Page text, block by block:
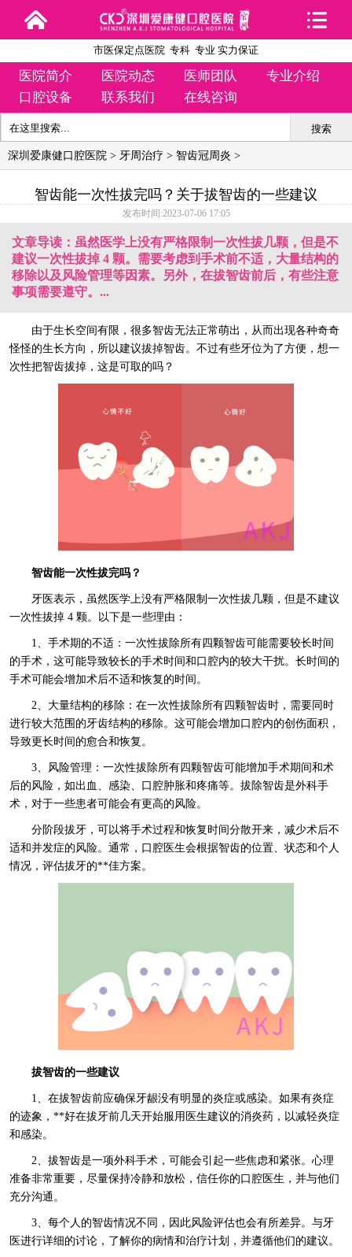
市医保定点医院 专科 专业 实力保证
医院简介 医院动态 医师团队
专业介绍
口腔设备
联系我们 在线咨询
搜索
深圳爱康健口腔医院 > 牙周治疗 > 智齿冠周炎 >
智齿能一次性拔完吗？关于拔智齿的一些建议
发布时间:2023-07-06 17:05
文章导读：虽然医学上没有严格限制一次性拔几颗，但是不
建议一次性拔掉 4 颗。需要考虑到手术前不适，大量结构的
移除以及风险管理等因素。另外，在拔智齿前后，有些注意
事项需要遵守。...
由于生长空间有限，很多智齿无法正常萌出，从而出现各种奇奇
怪怪的生长方向，所以建议拔掉智齿。不过有些牙位为了方便，想一
次性把智齿拔掉，这是可取的吗？
智齿能一次性拔完吗？
牙医表示，虽然医学上没有严格限制一次性拔几颗，但是不建议
一次性拔掉 4 颗。以下是一些理由：
1、手术期的不适：一次性拔除所有四颗智齿可能需要较长时间
的手术，这可能导致较长的手术时间和口腔内的较大干扰。长时间的
手术可能会增加术后不适和恢复的时间。
2、大量结构的移除：在一次性拔除所有四颗智齿时，需要同时
进行较大范围的牙齿结构的移除。这可能会增加口腔内的创伤面积，
导致更长时间的愈合和恢复。
3、风险管理：一次性拔除所有四颗智齿可能增加手术期间和术
后的风险，如出血、感染、口腔肿胀和疼痛等。拔除智齿是外科手
术，对于一些患者可能会有更高的风险。
分阶段拔牙，可以将手术过程和恢复时间分散开来，减少术后不
适和并发症的风险。通常，口腔医生会根据智齿的位置、状态和个人
情况，评估拔牙的**佳方案。
拔智齿的一些建议
1、在拔智齿前应确保牙龈没有明显的炎症或感染。如果有炎症
的迹象，**好在拔牙前几天开始服用医生建议的消炎药，以减轻炎症
和感染。
2、拔智齿是一项外科手术，可能会引起一些焦虑和紧张。心理
准备非常重要，尽量保持冷静和放松，信任你的口腔医生，并与他们
充分沟通。
3、每个人的智齿情况不同，因此风险评估也会有所差异。与牙
医进行详细的讨论，了解你的病情和治疗计划，并遵循他们的建议。